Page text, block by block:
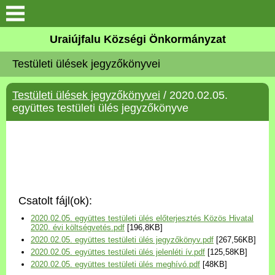
Köszöntő
Elérhetőségek
Uraiújfalu
Választási információk
Versenyképes Járások
Program
Uraiújfalu Községi Önkormányzat
Testületi ülések jegyzőkönyvei
Testületi ülések jegyzőkönyvei / 2020.02.05.
együttes testületi ülés jegyzőkönyve
Csatolt fájl(ok):
2020.02.05. együttes testületi ülés előterjesztés Közös Hivatal
2020. évi költségvetés.pdf [196,8KB]
2020.02.05. együttes testületi ülés jegyzőkönyv.pdf [267,56KB]
2020.02.05. együttes testületi ülés jelenléti ív.pdf [125,58KB]
2020.02.05. együttes testületi ülés meghívó.pdf [48KB]